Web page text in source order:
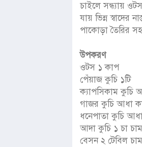
চাইলে সন্ধ্যায়
যায় ভিন্ন
পাকোড়া তৈরির
উপকরণ
ওটস ১ কাপ
পেঁয়াজ কুচি ১টি
ক্যাপসিকাম কুচি
গাজর কুচি আধা
ধনেপাতা কুচি
আদা কুচি ১ চা
বেসন ২ টেবিল